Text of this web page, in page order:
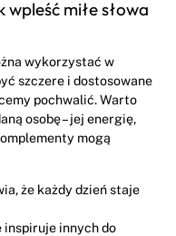
miłe słowa
wykorzystać w
szczere i dostosowane
pochwalić. Warto
osobę – jej energię,
mogą
że każdy dzień staje
inspiruje innych do